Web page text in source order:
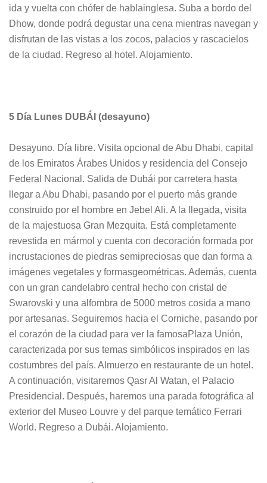
ida y vuelta con chófer de hablainglesa. Suba a bordo del
Dhow, donde podrá degustar una cena mientras navegan y
disfrutan de las vistas a los zocos, palacios y rascacielos
de la ciudad. Regreso al hotel. Alojamiento.
5 Día Lunes DUBÁI (desayuno)
Desayuno. Día libre. Visita opcional de Abu Dhabi, capital
de los Emiratos Árabes Unidos y residencia del Consejo
Federal Nacional. Salida de Dubái por carretera hasta
llegar a Abu Dhabi, pasando por el puerto más grande
construido por el hombre en Jebel Ali. A la llegada, visita
de la majestuosa Gran Mezquita. Está completamente
revestida en mármol y cuenta con decoración formada por
incrustaciones de piedras semipreciosas que dan forma a
imágenes vegetales y formasgeométricas. Además, cuenta
con un gran candelabro central hecho con cristal de
Swarovski y una alfombra de 5000 metros cosida a mano
por artesanas. Seguiremos hacia el Corniche, pasando por
el corazón de la ciudad para ver la famosaPlaza Unión,
caracterizada por sus temas simbólicos inspirados en las
costumbres del país. Almuerzo en restaurante de un hotel.
A continuación, visitaremos Qasr Al Watan, el Palacio
Presidencial. Después, haremos una parada fotográfica al
exterior del Museo Louvre y del parque temático Ferrari
World. Regreso a Dubái. Alojamiento.